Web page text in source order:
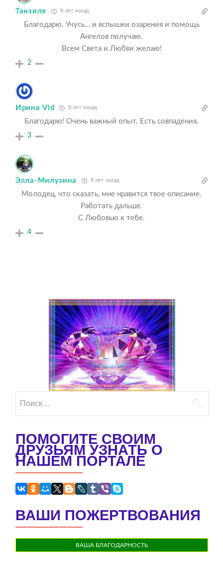
Танзиля 8 лет назад
Благодарю. Учусь… и вспышки озарения и помощь
Ангелов получаю.
Всем Света и Любви желаю!
2
Ирина Vid 8 лет назад
Благодарю! Очень важный опыт. Есть совпадения.
3
Элла-Милузина 8 лет назад
Молодец, что сказать, мне нравится твое описание.
Работать дальше.
С Любовью к тебе.
4
ПОМОГИТЕ СВОИМ
ДРУЗЬЯМ УЗНАТЬ О
НАШЕМ ПОРТАЛЕ
ВАШИ ПОЖЕРТВОВАНИЯ
ВАША БЛАГОДАРНОСТЬ